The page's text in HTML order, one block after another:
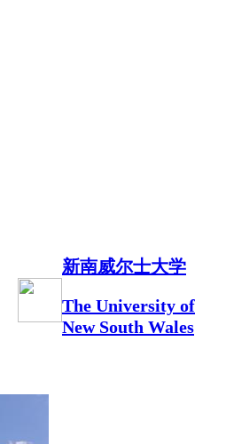
新南威尔士大学
The University of
New South Wales